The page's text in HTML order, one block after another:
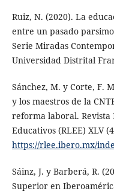
Ruiz, N. (2020). La
entre un pasado
Serie Miradas
Universidad Distrital
Sánchez, M. y Corte, F.
y los maestros de la
reforma laboral. Revista
Educativos (RLEE) XLV
https://rlee.ibero.mx/
Sáinz, J. y Barberá, R.
Superior en